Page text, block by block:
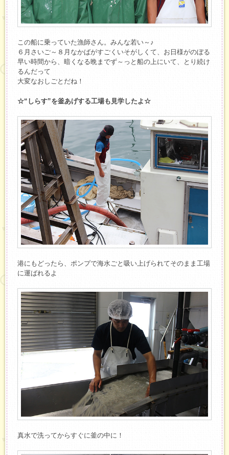
この船に乗っていた漁師さん。みんな若い～♪
６月さいご～８月なかばがすごくいそがしくて、お日様がのぼる
早い時間から、暗くなる晩までず～っと船の上にいて、とり続け
るんだって
大変なおしごとだね！
☆“しらす”を釜あげする工場も見学したよ☆
港にもどったら、ポンプで海水ごと吸い上げられてそのまま工場
に運ばれるよ
真水で洗ってからすぐに釜の中に！